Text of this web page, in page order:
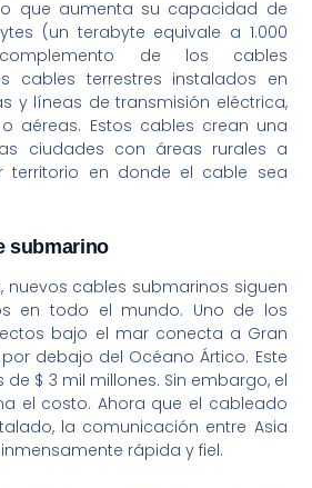
que aumenta su capacidad de
(un terabyte equivale a 1.000
de los cables
cables terrestres instalados en
y líneas de transmisión eléctrica,
aéreas. Estos cables crean una
ciudades con áreas rurales a
territorio en donde el cable sea
submarino
cables submarinos siguen
en todo el mundo. Uno de los
bajo el mar conecta a Gran
debajo del Océano Ártico. Este
$ 3 mil millones. Sin embargo, el
el costo. Ahora que el cableado
la comunicación entre Asia
rápida y fiel.